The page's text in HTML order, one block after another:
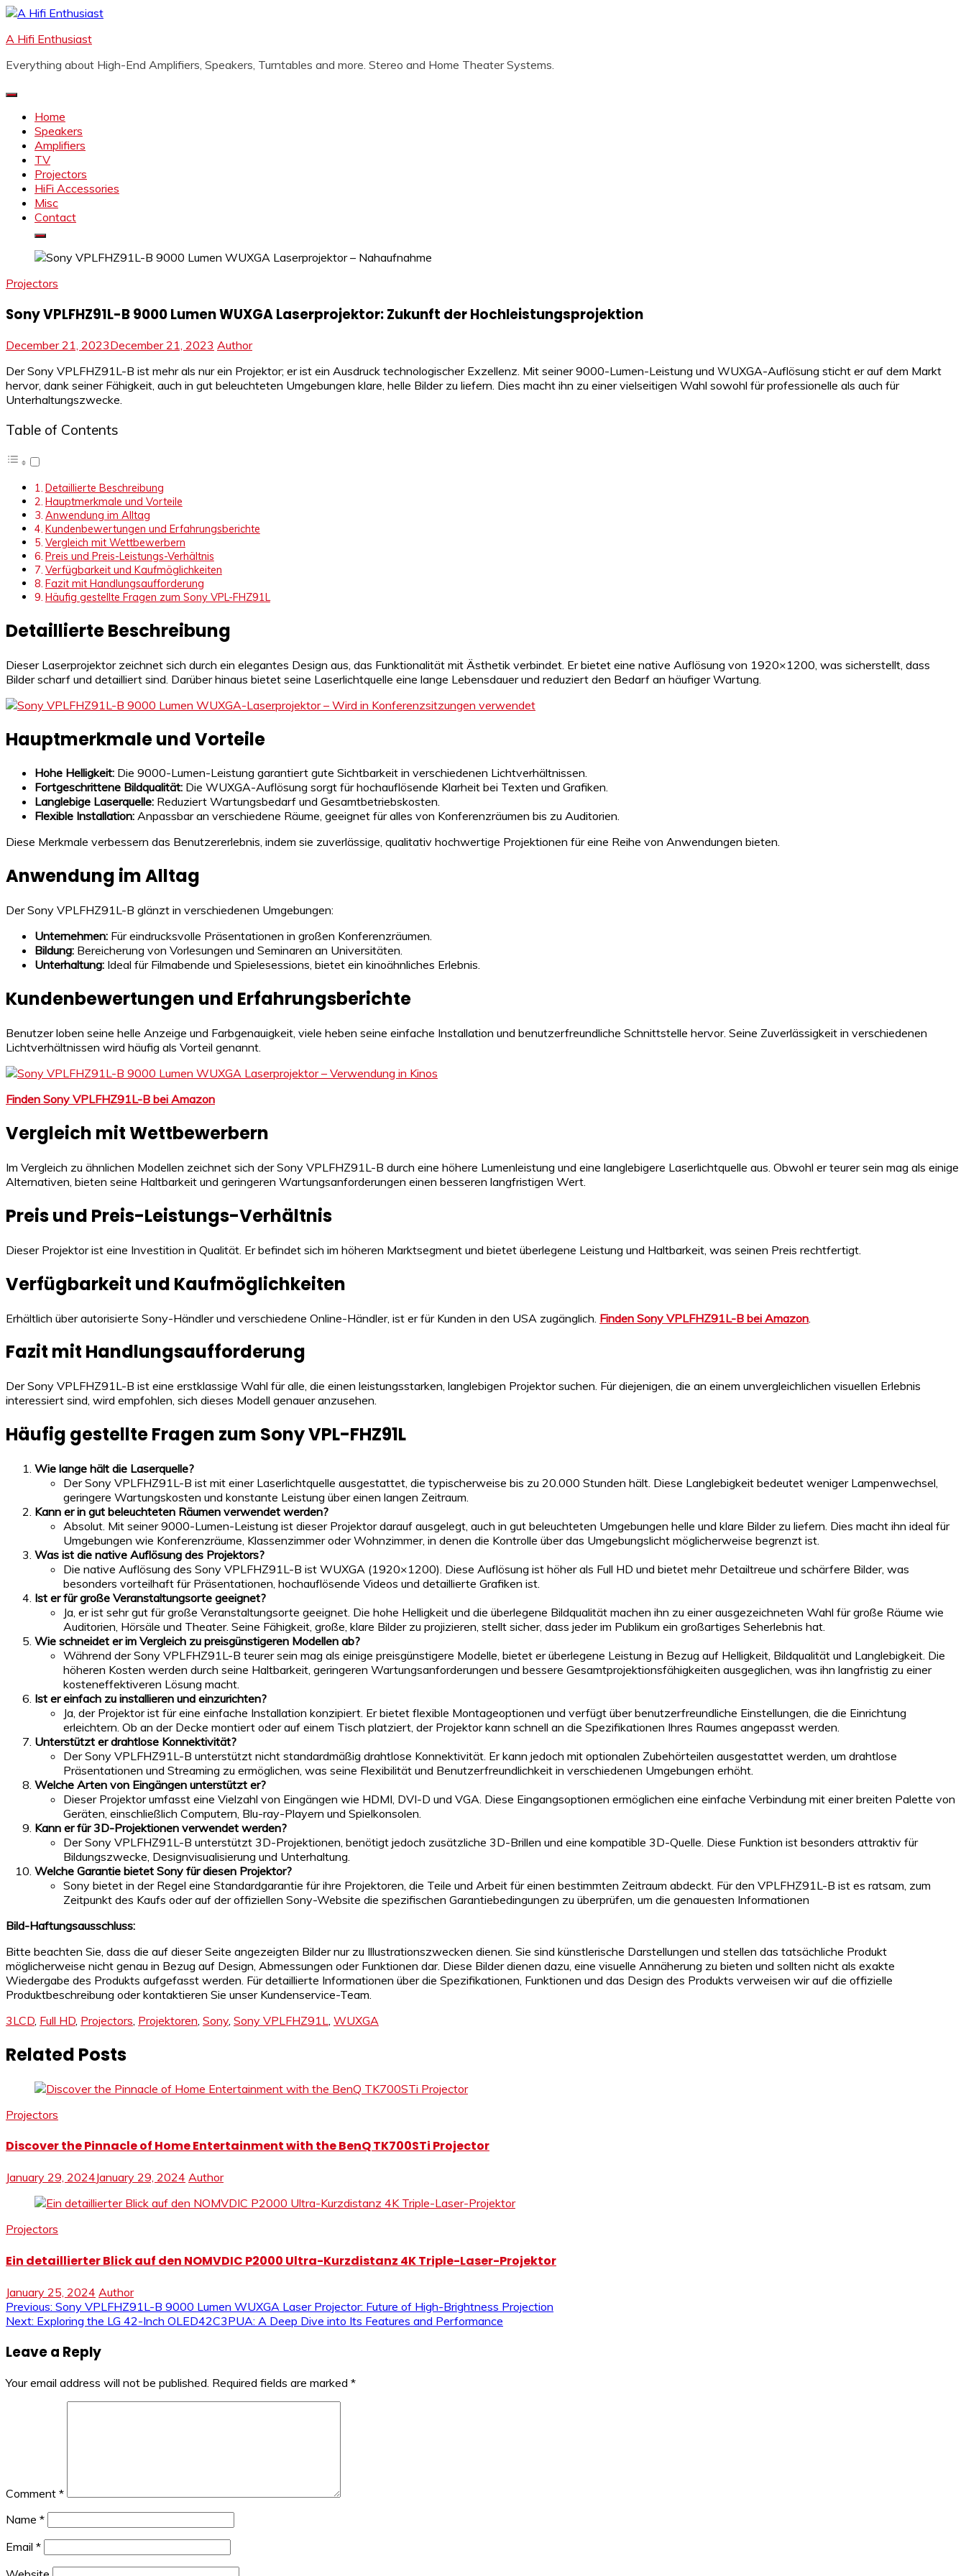
Skip
content
A Hifi Enthusiast
Everything about High-End Amplifiers, Speakers, Turntables and more. Stereo and Home Theater Systems.
Home
Speakers
Amplifiers
TV
Projectors
HiFi Accessories
Misc
Contact
Projectors
Sony VPLFHZ91L-B 9000 Lumen WUXGA Laserprojektor: Zukunft der Hochleistungsprojektion
December 21, 2023December 21, 2023 Author
Der Sony VPLFHZ91L-B ist mehr als nur ein Projektor; er ist ein Ausdruck technologischer Exzellenz. Mit seiner 9000-Lumen-Leistung und WUXGA-Auflösung sticht er auf dem Markt
hervor, dank seiner Fähigkeit, auch in gut beleuchteten Umgebungen klare, helle Bilder zu liefern. Dies macht ihn zu einer vielseitigen Wahl sowohl für professionelle als auch für
Unterhaltungszwecke.
Table of Contents
Detaillierte Beschreibung
Hauptmerkmale und Vorteile
Anwendung im Alltag
Kundenbewertungen und Erfahrungsberichte
Vergleich mit Wettbewerbern
Preis und Preis-Leistungs-Verhältnis
Verfügbarkeit und Kaufmöglichkeiten
Fazit mit Handlungsaufforderung
Häufig gestellte Fragen zum Sony VPL-FHZ91L
Detaillierte Beschreibung
Dieser Laserprojektor zeichnet sich durch ein elegantes Design aus, das Funktionalität mit Ästhetik verbindet. Er bietet eine native Auflösung von 1920×1200, was sicherstellt, dass
Bilder scharf und detailliert sind. Darüber hinaus bietet seine Laserlichtquelle eine lange Lebensdauer und reduziert den Bedarf an häufiger Wartung.
Hauptmerkmale und Vorteile
Hohe Helligkeit: Die 9000-Lumen-Leistung garantiert gute Sichtbarkeit in verschiedenen Lichtverhältnissen.
Fortgeschrittene Bildqualität: Die WUXGA-Auflösung sorgt für hochauflösende Klarheit bei Texten und Grafiken.
Langlebige Laserquelle: Reduziert Wartungsbedarf und Gesamtbetriebskosten.
Flexible Installation: Anpassbar an verschiedene Räume, geeignet für alles von Konferenzräumen bis zu Auditorien.
Diese Merkmale verbessern das Benutzererlebnis, indem sie zuverlässige, qualitativ hochwertige Projektionen für eine Reihe von Anwendungen bieten.
Anwendung im Alltag
Der Sony VPLFHZ91L-B glänzt in verschiedenen Umgebungen:
Unternehmen: Für eindrucksvolle Präsentationen in großen Konferenzräumen.
Bildung: Bereicherung von Vorlesungen und Seminaren an Universitäten.
Unterhaltung: Ideal für Filmabende und Spielesessions, bietet ein kinoähnliches Erlebnis.
Kundenbewertungen und Erfahrungsberichte
Benutzer loben seine helle Anzeige und Farbgenauigkeit, viele heben seine einfache Installation und benutzerfreundliche Schnittstelle hervor. Seine Zuverlässigkeit in verschiedenen
Lichtverhältnissen wird häufig als Vorteil genannt.
Finden Sony VPLFHZ91L-B bei Amazon
Vergleich mit Wettbewerbern
Im Vergleich zu ähnlichen Modellen zeichnet sich der Sony VPLFHZ91L-B durch eine höhere Lumenleistung und eine langlebigere Laserlichtquelle aus. Obwohl er teurer sein mag als einige
Alternativen, bieten seine Haltbarkeit und geringeren Wartungsanforderungen einen besseren langfristigen Wert.
Preis und Preis-Leistungs-Verhältnis
Dieser Projektor ist eine Investition in Qualität. Er befindet sich im höheren Marktsegment und bietet überlegene Leistung und Haltbarkeit, was seinen Preis rechtfertigt.
Verfügbarkeit und Kaufmöglichkeiten
Erhältlich über autorisierte Sony-Händler und verschiedene Online-Händler, ist er für Kunden in den USA zugänglich. Finden Sony VPLFHZ91L-B bei Amazon
Fazit mit Handlungsaufforderung
Der Sony VPLFHZ91L-B ist eine erstklassige Wahl für alle, die einen leistungsstarken, langlebigen Projektor suchen. Für diejenigen, die an einem unvergleichlichen visuellen Erlebnis
interessiert sind, wird empfohlen, sich dieses Modell genauer anzusehen.
Häufig gestellte Fragen zum Sony VPL-FHZ91L
Wie lange hält die Laserquelle?
Der Sony VPLFHZ91L-B ist mit einer Laserlichtquelle ausgestattet, die typischerweise bis zu 20.000 Stunden hält. Diese Langlebigkeit bedeutet weniger Lampenwechsel,
geringere Wartungskosten und konstante Leistung über einen langen Zeitraum.
Kann er in gut beleuchteten Räumen verwendet werden?
Absolut. Mit seiner 9000-Lumen-Leistung ist dieser Projektor darauf ausgelegt, auch in gut beleuchteten Umgebungen helle und klare Bilder zu liefern. Dies macht ihn ideal für
Umgebungen wie Konferenzräume, Klassenzimmer oder Wohnzimmer, in denen die Kontrolle über das Umgebungslicht möglicherweise begrenzt ist.
Was ist die native Auflösung des Projektors?
Die native Auflösung des Sony VPLFHZ91L-B ist WUXGA (1920×1200). Diese Auflösung ist höher als Full HD und bietet mehr Detailtreue und schärfere Bilder, was
besonders vorteilhaft für Präsentationen, hochauflösende Videos und detaillierte Grafiken ist.
Ist er für große Veranstaltungsorte geeignet?
Ja, er ist sehr gut für große Veranstaltungsorte geeignet. Die hohe Helligkeit und die überlegene Bildqualität machen ihn zu einer ausgezeichneten Wahl für große Räume wie
Auditorien, Hörsäle und Theater. Seine Fähigkeit, große, klare Bilder zu projizieren, stellt sicher, dass jeder im Publikum ein großartiges Seherlebnis hat.
Wie schneidet er im Vergleich zu preisgünstigeren Modellen ab?
Während der Sony VPLFHZ91L-B teurer sein mag als einige preisgünstigere Modelle, bietet er überlegene Leistung in Bezug auf Helligkeit, Bildqualität und Langlebigkeit. Die
höheren Kosten werden durch seine Haltbarkeit, geringeren Wartungsanforderungen und bessere Gesamtprojektionsfähigkeiten ausgeglichen, was ihn langfristig zu einer
kosteneffektiveren Lösung macht.
Ist er einfach zu installieren und einzurichten?
Ja, der Projektor ist für eine einfache Installation konzipiert. Er bietet flexible Montageoptionen und verfügt über benutzerfreundliche Einstellungen, die die Einrichtung
erleichtern. Ob an der Decke montiert oder auf einem Tisch platziert, der Projektor kann schnell an die Spezifikationen Ihres Raumes angepasst werden.
Unterstützt er drahtlose Konnektivität?
Der Sony VPLFHZ91L-B unterstützt nicht standardmäßig drahtlose Konnektivität. Er kann jedoch mit optionalen Zubehörteilen ausgestattet werden, um drahtlose
Präsentationen und Streaming zu ermöglichen, was seine Flexibilität und Benutzerfreundlichkeit in verschiedenen Umgebungen erhöht.
Welche Arten von Eingängen unterstützt er?
Dieser Projektor umfasst eine Vielzahl von Eingängen wie HDMI, DVI-D und VGA. Diese Eingangsoptionen ermöglichen eine einfache Verbindung mit einer breiten Palette von
Geräten, einschließlich Computern, Blu-ray-Playern und Spielkonsolen.
Kann er für 3D-Projektionen verwendet werden?
Der Sony VPLFHZ91L-B unterstützt 3D-Projektionen, benötigt jedoch zusätzliche 3D-Brillen und eine kompatible 3D-Quelle. Diese Funktion ist besonders attraktiv für
Bildungszwecke, Designvisualisierung und Unterhaltung.
Welche Garantie bietet Sony für diesen Projektor?
Sony bietet in der Regel eine Standardgarantie für ihre Projektoren, die Teile und Arbeit für einen bestimmten Zeitraum abdeckt. Für den VPLFHZ91L-B ist es ratsam, zum
Zeitpunkt des Kaufs oder auf der offiziellen Sony-Website die spezifischen Garantiebedingungen zu überprüfen, um die genauesten Informationen
Bild-Haftungsausschluss:
Bitte beachten Sie, dass die auf dieser Seite angezeigten Bilder nur zu Illustrationszwecken dienen. Sie sind künstlerische Darstellungen und stellen das tatsächliche Produkt
möglicherweise nicht genau in Bezug auf Design, Abmessungen oder Funktionen dar. Diese Bilder dienen dazu, eine visuelle Annäherung zu bieten und sollten nicht als exakte
Wiedergabe des Produkts aufgefasst werden. Für detaillierte Informationen über die Spezifikationen, Funktionen und das Design des Produkts verweisen wir auf die offizielle
Produktbeschreibung oder kontaktieren Sie unser Kundenservice-Team.
3LCD, Full HD, Projectors, Projektoren, Sony, Sony VPLFHZ91L, WUXGA
Related Posts
Projectors
Discover the Pinnacle of Home Entertainment with the BenQ TK700STi Projector
January 29, 2024January 29, 2024 Author
Projectors
Ein detaillierter Blick auf den NOMVDIC P2000 Ultra-Kurzdistanz 4K Triple-Laser-Projektor
January 25, 2024 Author
Post
Previous: Sony VPLFHZ91L-B 9000 Lumen WUXGA Laser Projector: Future of High-Brightness Projection
Next: Exploring the LG 42-Inch OLED42C3PUA: A Deep Dive into Its Features and Performance
Leave a Reply
Your email address will not be published. Required fields are marked *
Comment *
Name *
Email *